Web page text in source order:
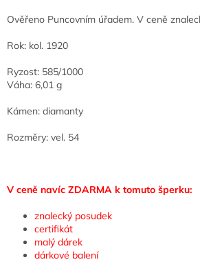
Ověřeno Puncovním úřadem. V ceně
Rok: kol. 1920
Ryzost: 585/1000
Váha: 6,01 g
Kámen: diamanty
Rozměry: vel. 54
V ceně navíc ZDARMA k tomuto šperku:
znalecký posudek
certifikát
malý dárek
dárkové balení